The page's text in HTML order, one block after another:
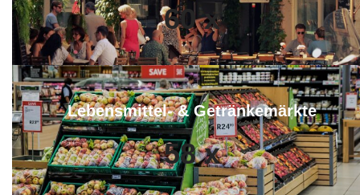
60 x
Lebensmittel- & Getränkemärkte
58 x